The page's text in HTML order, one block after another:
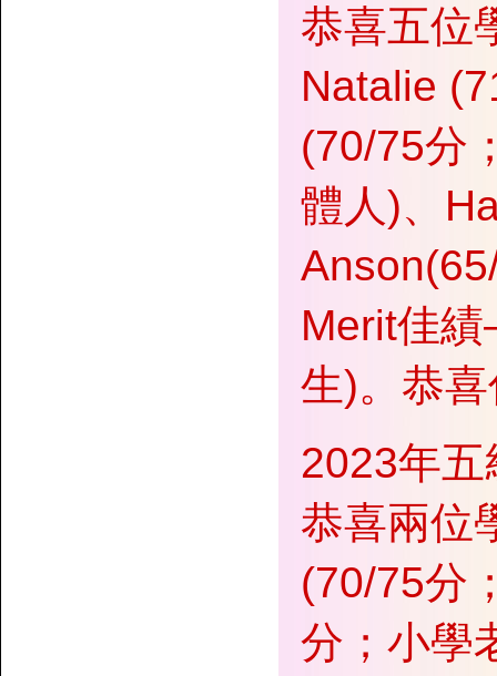
恭喜五
Natalie
(70/75分
體人)、
Merit佳
生)。恭
2023年
恭喜兩
(70/75分
分；小學